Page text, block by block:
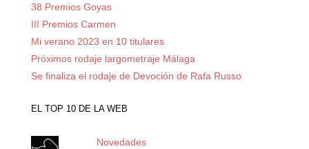
38 Premios Goyas
III Premios Carmen
Mi verano 2023 en 10 titulares
Próximos rodaje largometraje Málaga
Se finaliza el rodaje de Devoción de Rafa Russo
EL TOP 10 DE LA WEB
Novedades